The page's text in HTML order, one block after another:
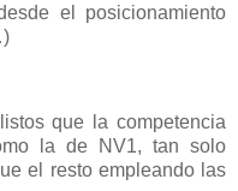
el posicionamiento
que la competencia
la de NV1, tan solo
el resto empleando las